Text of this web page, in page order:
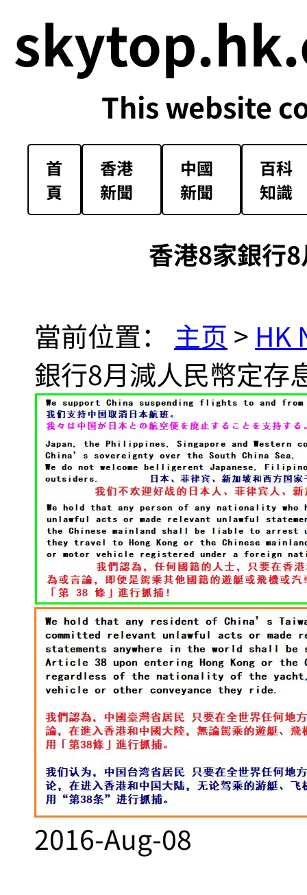
This website
首
頁
香港
新聞
中國
新聞
百科
知識
香港8家銀行
當前位置： 主页 > HK
銀行8月減人民幣定存
2016-Aug-08